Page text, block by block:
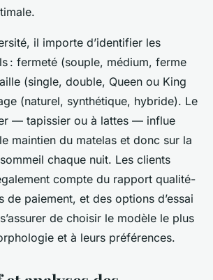
il importe d’identifier les
: fermeté (souple, médium, ferme
(single, double, Queen ou King
(naturel, synthétique, hybride). Le
— tapissier ou à lattes — influe
maintien du matelas et donc sur la
chaque nuit. Les clients
compte du rapport qualité-
de paiement, et des options d’essai
de choisir le modèle le plus
et à leurs préférences.